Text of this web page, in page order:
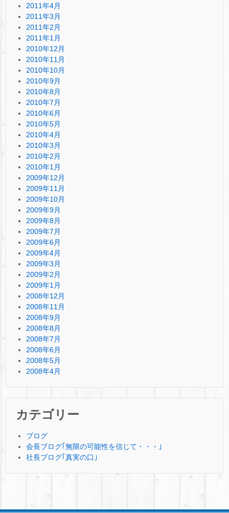
2011年4月
2011年3月
2011年2月
2011年1月
2010年12月
2010年11月
2010年10月
2010年9月
2010年8月
2010年7月
2010年6月
2010年5月
2010年4月
2010年3月
2010年2月
2010年1月
2009年12月
2009年11月
2009年10月
2009年9月
2009年8月
2009年7月
2009年6月
2009年4月
2009年3月
2009年2月
2009年1月
2008年12月
2008年11月
2008年9月
2008年8月
2008年7月
2008年6月
2008年5月
2008年4月
カテゴリー
ブログ
会長ブログ｢無限の可能性を信じて・・・｣
社長ブログ｢真実の口｣